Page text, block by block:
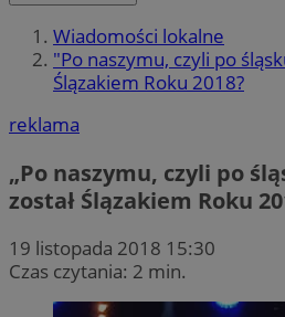
Wiadomości lokalne
"Po naszymu, czyli po
Ślązakiem Roku 2018?
reklama
„Po naszymu, czyli po
został Ślązakiem Roku
19 listopada 2018 15:30
Czas czytania: 2 min.